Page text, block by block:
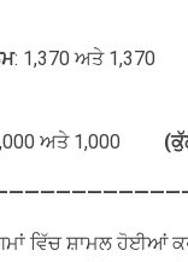
: 1,370 ਅਤੇ 1,370
ਅਤੇ 1,000
ਵਿੱਚ ਸ਼ਾਮਲ ਹੋਈਆਂ